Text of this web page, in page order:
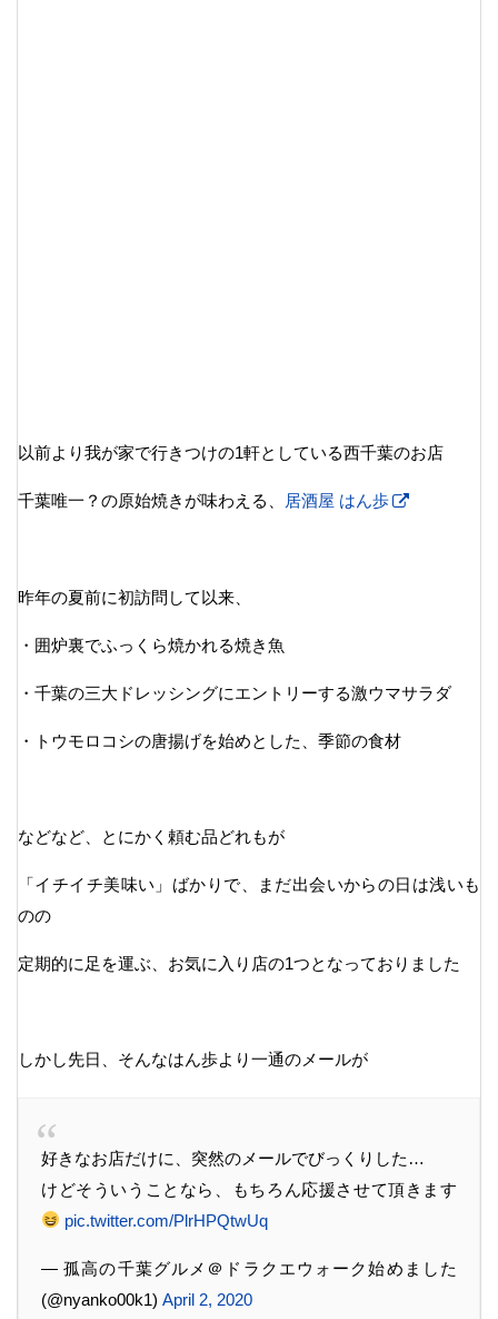
以前より我が家で行きつけの1軒としている西千葉のお店
千葉唯一？の原始焼きが味わえる、 居酒屋 はん歩
昨年の夏前に初訪問して以来、
・囲炉裏でふっくら焼かれる焼き魚
・千葉の三大ドレッシングにエントリーする激ウマサラダ
・トウモロコシの唐揚げを始めとした、季節の食材
などなど、とにかく頼む品どれもが
「イチイチ美味い」ばかりで、まだ出会いからの日は浅いも
のの
定期的に足を運ぶ、お気に入り店の1つとなっておりました
しかし先日、そんなはん歩より一通のメールが
好きなお店だけに、突然のメールでびっくりした…
けどそういうことなら、もちろん応援させて頂きます
pic.twitter.com/PlrHPQtwUq
— 孤高の千葉グルメ＠ドラクエウォーク始めました
(@nyanko00k1) April 2, 2020